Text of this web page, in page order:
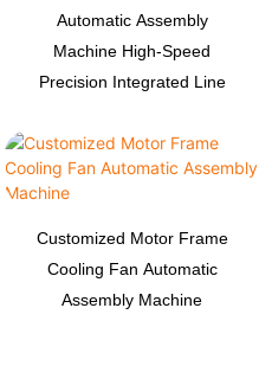
Automatic Assembly
Machine High-Speed
Precision Integrated Line
Customized Motor Frame
Cooling Fan Automatic
Assembly Machine